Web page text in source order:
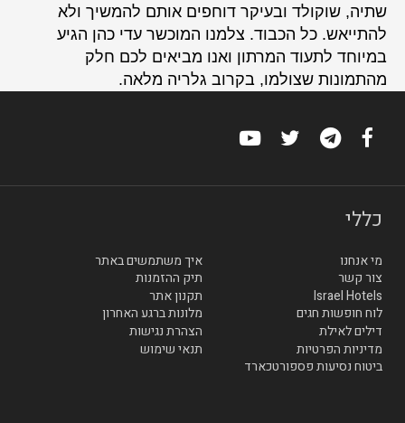
שתיה, שוקולד ובעיקר דוחפים אותם להמשיך ולא
להתייאש. כל הכבוד. צלמנו המוכשר עדי כהן הגיע
במיוחד לתעוד המרתון ואנו מביאים לכם חלק
מהתמונות שצולמו, בקרוב גלריה מלאה.
כללי
מי אנחנו
איך משתמשים באתר
צור קשר
תיק ההזמנות
Israel Hotels
תקנון אתר
לוח חופשות חגים
מלונות ברגע האחרון
דילים לאילת
הצהרת נגישות
מדיניות הפרטיות
תנאי שימוש
ביטוח נסיעות פספורטכארד